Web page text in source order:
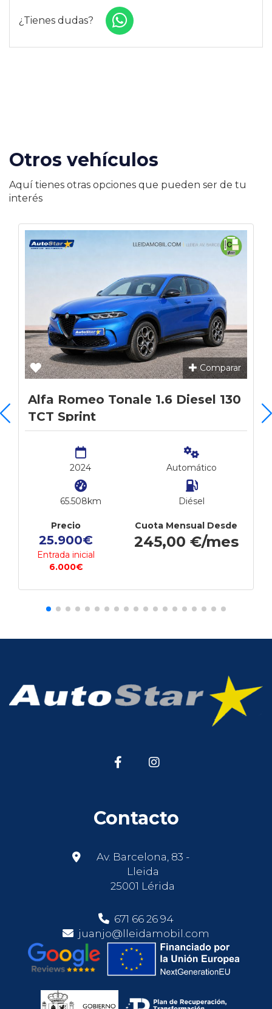
¿Tienes dudas?
Otros vehículos
Aquí tienes otras opciones que pueden ser de tu
interés
Comparar
Alfa Romeo Tonale 1.6 Diesel 130
TCT Sprint
2024
65.508km
Automático
Diésel
Precio
25.900€
Entrada inicial
6.000€
Cuota Mensual Desde
245,00 €/mes
Contacto
Av. Barcelona, 83 -
Lleida
25001 Lérida
671 66 26 94
juanjo@lleidamobil.com